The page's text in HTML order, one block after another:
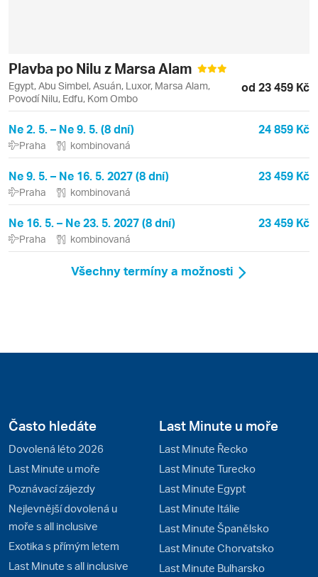
Plavba po Nilu z Marsa Alam
Egypt, Abu Simbel, Asuán, Luxor, Marsa Alam,
Povodí Nilu, Edfu, Kom Ombo
od 23 459 Kč
Ne 2. 5. – Ne 9. 5. (8 dní) 24 859 Kč
Praha kombinovaná
Ne 9. 5. – Ne 16. 5. 2027 (8 dní) 23 459 Kč
Praha kombinovaná
Ne 16. 5. – Ne 23. 5. 2027 (8 dní) 23 459 Kč
Praha kombinovaná
Všechny termíny a možnosti
Často hledáte
Dovolená léto 2026
Last Minute u moře
Poznávací zájezdy
Nejlevnější dovolená u
moře s all inclusive
Exotika s přímým letem
Last Minute s all inclusive
Last Minute u moře
Last Minute Řecko
Last Minute Turecko
Last Minute Egypt
Last Minute Itálie
Last Minute Španělsko
Last Minute Chorvatsko
Last Minute Bulharsko